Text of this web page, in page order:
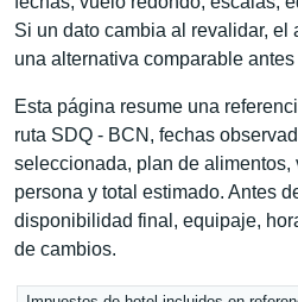
Si un dato cambia al revalidar, el
una alternativa comparable antes
Esta página resume una
ruta SDQ - BCN, fechas
seleccionada, plan de
persona y total estimado. Antes
disponibilidad final, equipaje,
de cambios.